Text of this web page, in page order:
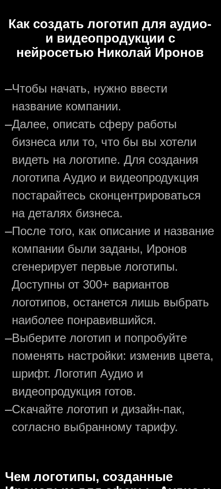
Как создать логотип для аудио-
и видеопродукции с
нейросетью Николай Иронов
—Чтобы начать, нужно ввести
название компании.
—Далее, описать сферу работы
бизнеса или то, что бы вы хотели
видеть на логотипе. Для создания
логотипа Аудио и видеопродукция
постарайтесь сконцентрироваться
на деталях бизнеса.
—После того, как описание и название
компании были заданы, Иронов
сгенерирует первые логотипы.
Доступны от 300+ вариантов
логотипов, останется лишь выбрать
наиболее понравившийся.
—Выберите логотип и попробуйте
поменять настройки: изменив цвета,
шрифт. Логотип Аудио и
видеопродукция готов.
—Скачайте логотип и дизайн-пак,
согласно выбранному тарифу.
Чем логотипы, созданные